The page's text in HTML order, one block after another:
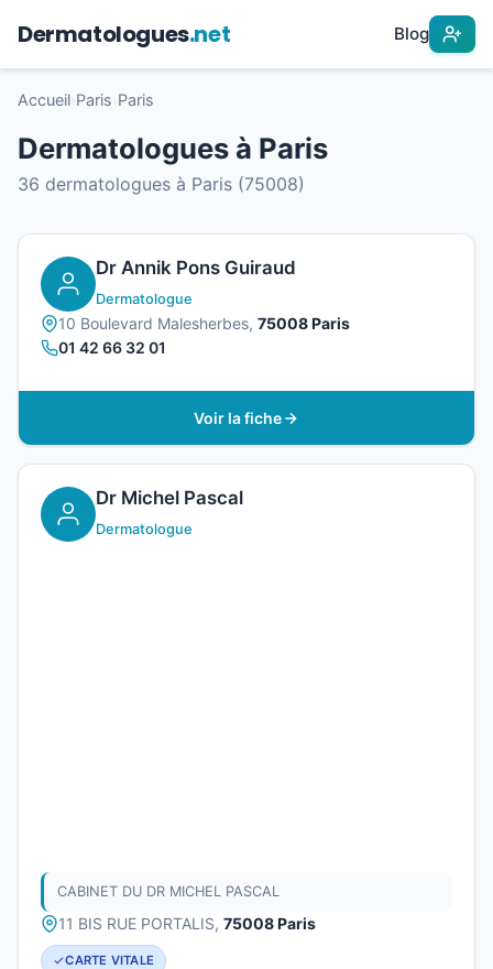
Dermatologues.net Blog
Accueil Paris Paris
Dermatologues à Paris
36 dermatologues à Paris (75008)
Dr Annik Pons Guiraud
Dermatologue
10 Boulevard Malesherbes, 75008 Paris
01 42 66 32 01
Voir la fiche
Dr Michel Pascal
Dermatologue
CABINET DU DR MICHEL PASCAL
11 BIS RUE PORTALIS, 75008 Paris
CARTE VITALE